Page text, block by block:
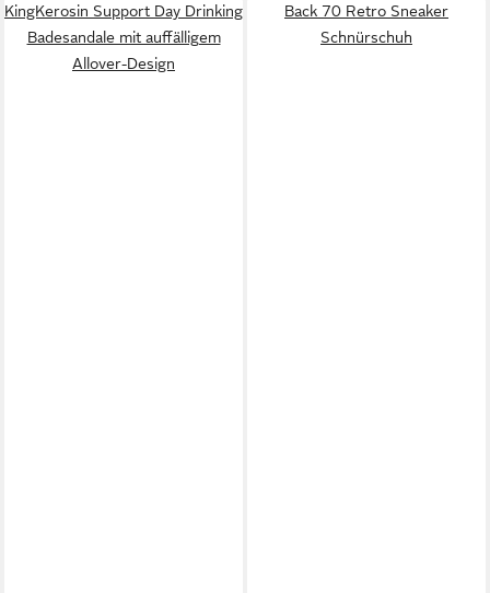
KingKerosin Support Day Drinking
Badesandale mit auffälligem
Allover-Design
Back 70 Retro Sneaker
Schnürschuh